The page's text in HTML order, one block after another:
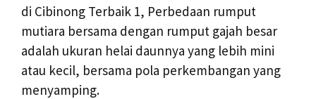
di Cibinong Terbaik 1, Perbedaan rumput
mutiara bersama dengan rumput gajah besar
adalah ukuran helai daunnya yang lebih mini
atau kecil, bersama pola perkembangan yang
menyamping.